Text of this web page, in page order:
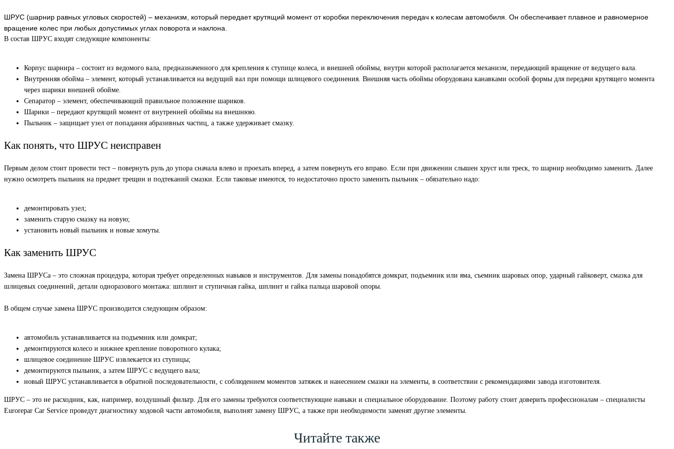
ШРУС (шарнир равных угловых скоростей) – механизм, который передает крутящий момент от коробки переключения передач к колесам автомобиля. Он обеспечивает плавное и равномерное
вращение колес при любых допустимых углах поворота и наклона.
В состав ШРУС входят следующие компоненты:
Корпус шарнира – состоит из ведомого вала, предназначенного для крепления к ступице колеса, и внешней обоймы, внутри которой располагается механизм, передающий вращение от ведущего вала.
Внутренняя обойма – элемент, который устанавливается на ведущий вал при помощи шлицевого соединения. Внешняя часть обоймы оборудована канавками особой формы для передачи крутящего момента
через шарики внешней обойме.
Сепаратор – элемент, обеспечивающий правильное положение шариков.
Шарики – передают крутящий момент от внутренней обоймы на внешнюю.
Пыльник – защищает узел от попадания абразивных частиц, а также удерживает смазку.
Как понять, что ШРУС неисправен
Первым делом стоит провести тест – повернуть руль до упора сначала влево и проехать вперед, а затем повернуть его вправо. Если при движении слышен хруст или треск, то шарнир необходимо заменить. Далее
нужно осмотреть пыльник на предмет трещин и подтеканий смазки. Если таковые имеются, то недостаточно просто заменить пыльник – обязательно надо:
демонтировать узел;
заменить старую смазку на новую;
установить новый пыльник и новые хомуты.
Как заменить ШРУС
Замена ШРУСа – это сложная процедура, которая требует определенных навыков и инструментов. Для замены понадобятся домкрат, подъемник или яма, съемник шаровых опор, ударный гайковерт, смазка для
шлицевых соединений, детали одноразового монтажа: шплинт и ступичная гайка, шплинт и гайка пальца шаровой опоры.
В общем случае замена ШРУС производится следующим образом:
автомобиль устанавливается на подъемник или домкрат;
демонтируются колесо и нижнее крепление поворотного кулака;
шлицевое соединение ШРУС извлекается из ступицы;
демонтируются пыльник, а затем ШРУС с ведущего вала;
новый ШРУС устанавливается в обратной последовательности, с соблюдением моментов затяжек и нанесением смазки на элементы, в соответствии с рекомендациями завода изготовителя.
ШРУС – это не расходник, как, например, воздушный фильтр. Для его замены требуются соответствующие навыки и специальное оборудование. Поэтому работу стоит доверить профессионалам – специалисты
Eurorepar Car Service проведут диагностику ходовой части автомобиля, выполнят замену ШРУС, а также при необходимости заменят другие элементы.
Читайте также